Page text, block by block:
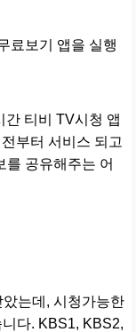
료보기 앱을 실행
간 티비 TV시청 앱
부터 서비스 되고
를 공유해주는 어
는데, 시청가능한
다. KBS1, KBS2,